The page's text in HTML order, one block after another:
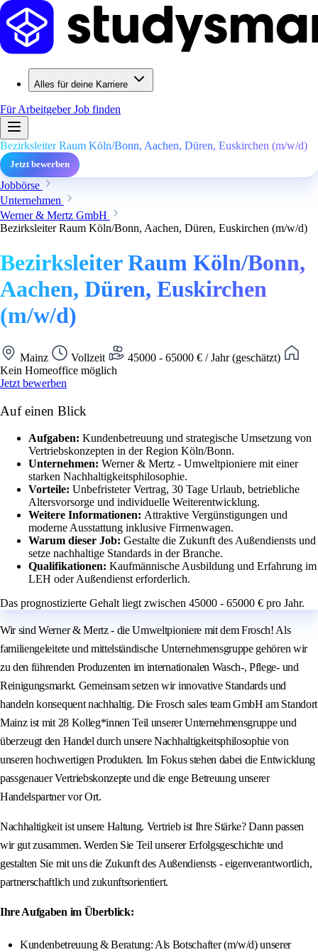
Alles für deine Karriere
Für ArbeitgeberJob finden
Bezirksleiter Raum Köln/Bonn, Aachen, Düren, Euskirchen (m/w/d)
Jetzt bewerben
Jobbörse
Unternehmen
Werner & Mertz GmbH
Bezirksleiter Raum Köln/Bonn, Aachen, Düren, Euskirchen (m/w/d)
Bezirksleiter Raum Köln/Bonn,
Aachen, Düren, Euskirchen
(m/w/d)
Mainz Vollzeit
45000 - 65000 € / Jahr (geschätzt)
Kein Homeoffice möglich
Jetzt bewerben
Auf einen Blick
Aufgaben: Kundenbetreuung und strategische Umsetzung von
Vertriebskonzepten in der Region Köln/Bonn.
Unternehmen: Werner & Mertz - Umweltpioniere mit einer
starken Nachhaltigkeitsphilosophie.
Vorteile: Unbefristeter Vertrag, 30 Tage Urlaub, betriebliche
Altersvorsorge und individuelle Weiterentwicklung.
Weitere Informationen: Attraktive Vergünstigungen und
moderne Ausstattung inklusive Firmenwagen.
Warum dieser Job: Gestalte die Zukunft des Außendiensts und
setze nachhaltige Standards in der Branche.
Qualifikationen: Kaufmännische Ausbildung und Erfahrung im
LEH oder Außendienst erforderlich.
Das prognostizierte Gehalt liegt zwischen 45000 - 65000 € pro Jahr.
Wir sind Werner & Mertz - die Umweltpioniere mit dem Frosch! Als
familiengeleitete und mittelständische Unternehmensgruppe gehören wir
zu den führenden Produzenten im internationalen Wasch-, Pflege- und
Reinigungsmarkt. Gemeinsam setzen wir innovative Standards und
handeln konsequent nachhaltig. Die Frosch sales team GmbH am Standort
Mainz ist mit 28 Kolleg*innen Teil unserer Unternehmensgruppe und
überzeugt den Handel durch unsere Nachhaltigkeitsphilosophie von
unseren hochwertigen Produkten. Im Fokus stehen dabei die Entwicklung
passgenauer Vertriebskonzepte und die enge Betreuung unserer
Handelspartner vor Ort.
Nachhaltigkeit ist unsere Haltung. Vertrieb ist Ihre Stärke? Dann passen
wir gut zusammen. Werden Sie Teil unserer Erfolgsgeschichte und
gestalten Sie mit uns die Zukunft des Außendiensts - eigenverantwortlich,
partnerschaftlich und zukunftsorientiert.
Ihre Aufgaben im Überblick:
Kundenbetreuung & Beratung: Als Botschafter (m/w/d) unserer